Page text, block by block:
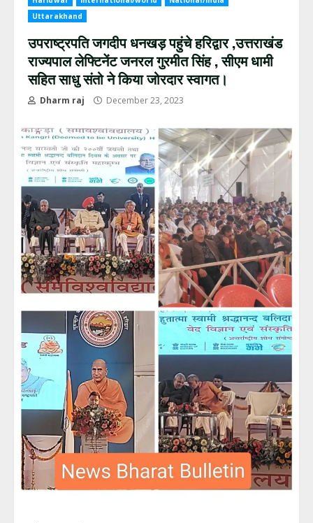
Uttarakhand
उपराष्ट्रपति जगदीप धनखड़ पहुंचे हरिद्वार ,उत्तराखंड
राज्यपाल लेफ्टिनेंट जनरल गुरमीत सिंह , सीएम धामी
सहित साधु संतो ने किया जोरदार स्वागत।
Dharm raj December 23, 2023